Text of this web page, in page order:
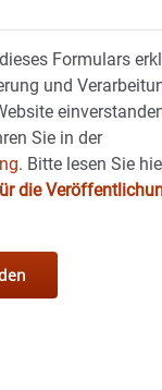
Formulars
und
Sie in der
Bitte lesen Sie
die